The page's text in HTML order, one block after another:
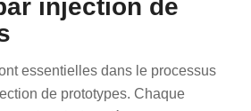
injection de
essentielles dans le processus
de prototypes. Chaque